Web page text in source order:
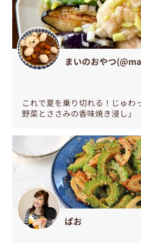
まいのおやつ
これで夏を乗り切れる！じゅわ
野菜とささみの香味焼き浸し」
ぱお